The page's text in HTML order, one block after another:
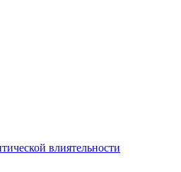
влиятельности